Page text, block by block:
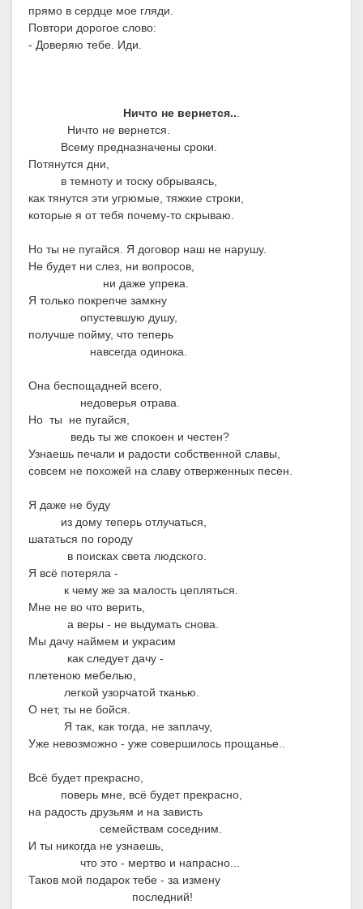
прямо в сердце мое гляди.
Повтори дорогое слово:
- Доверяю тебе. Иди.
Ничто не вернется..
Ничто не вернется.
Всему предназначены сроки.
Потянутся дни,
в темноту и тоску обрываясь,
как тянутся эти угрюмые, тяжкие строки,
которые я от тебя почему-то скрываю.
Но ты не пугайся. Я договор наш не нарушу.
Не будет ни слез, ни вопросов,
ни даже упрека.
Я только покрепче замкну
опустевшую душу,
получше пойму, что теперь
навсегда одинока.
Она беспощадней всего,
недоверья отрава.
Но ты не пугайся,
ведь ты же спокоен и честен?
Узнаешь печали и радости собственной славы,
совсем не похожей на славу отверженных песен.
Я даже не буду
из дому теперь отлучаться,
шататься по городу
в поисках света людского.
Я всё потеряла -
к чему же за малость цепляться.
Мне не во что верить,
а веры - не выдумать снова.
Мы дачу наймем и украсим
как следует дачу -
плетеною мебелью,
легкой узорчатой тканью.
О нет, ты не бойся.
Я так, как тогда, не заплачу,
Уже невозможно - уже совершилось прощанье..
Всё будет прекрасно,
поверь мне, всё будет прекрасно,
на радость друзьям и на зависть
семействам соседним.
И ты никогда не узнаешь,
что это - мертво и напрасно...
Таков мой подарок тебе - за измену
последний!